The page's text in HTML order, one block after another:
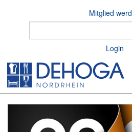
Mitglied
Login